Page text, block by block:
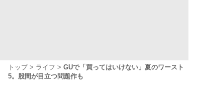
トップ ライフ
GUで「買ってはいけない」夏のワースト
5。股間が目立つ問題作も